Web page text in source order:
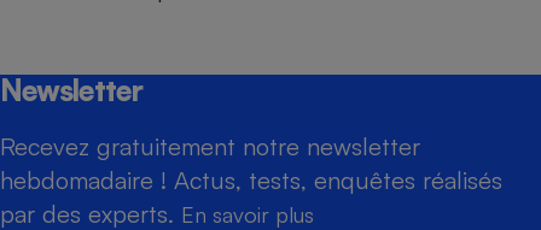
Newsletter
Recevez gratuitement notre newsletter
hebdomadaire ! Actus, tests, enquêtes réalisés
par des experts. En savoir plus